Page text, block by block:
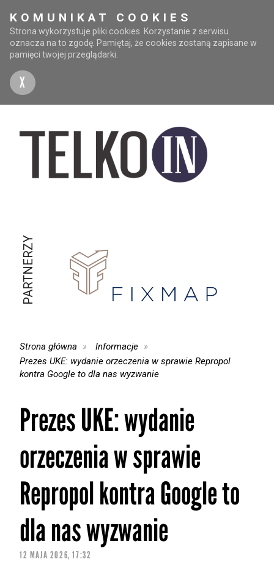
KOMUNIKAT COOKIES
Strona wykorzystuje pliki cookies. Korzystanie z serwisu
oznacza na to zgodę. Pamiętaj, że cookies zostaną zapisane w
pamięci twojej przeglądarki.
X
PARTNERZY
Strona główna
Informacje
Prezes UKE: wydanie orzeczenia w sprawie Repropol
kontra Google to dla nas wyzwanie
Prezes UKE: wydanie
orzeczenia w sprawie
Repropol kontra Google to
dla nas wyzwanie
12 MAJA 2026, 17:32